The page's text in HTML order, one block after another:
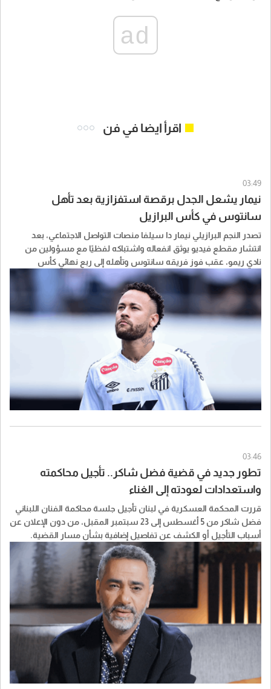
ad
اقرأ ايضا في فن
03:49
نيمار يشعل الجدل برقصة استفزازية بعد تأهل
سانتوس في كأس البرازيل
تصدر النجم البرازيلي نيمار دا سيلفا منصات التواصل الاجتماعي، بعد
انتشار مقطع فيديو يوثق انفعاله واشتباكه لفظيًا مع مسؤولين من
نادي ريمو، عقب فوز فريقه سانتوس وتأهله إلى ربع نهائي كأس
البرازيل.
03:46
تطور جديد في قضية فضل شاكر.. تأجيل محاكمته
واستعدادات لعودته إلى الغناء
قررت المحكمة العسكرية في لبنان تأجيل جلسة محاكمة الفنان اللبناني
فضل شاكر من 5 أغسطس إلى 23 سبتمبر المقبل، من دون الإعلان عن
أسباب التأجيل أو الكشف عن تفاصيل إضافية بشأن مسار القضية.